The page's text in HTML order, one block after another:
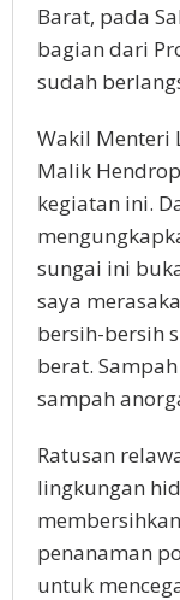
Barat, pada
bagian dari
sudah
Wakil Menteri
Malik
kegiatan ini.
sungai ini
saya
bersih-bersih
berat.
sampah
Ratusan
lingkungan
penanaman
untuk